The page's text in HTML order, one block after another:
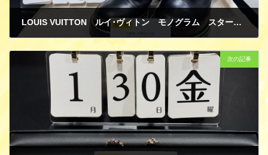
LOUIS VUITTON ルイ･ヴィトン モノグラム スタートレイルラインブーツ レザー ブラック 36 1/2 ショートブーツ ヒール傷 買取
次の記事